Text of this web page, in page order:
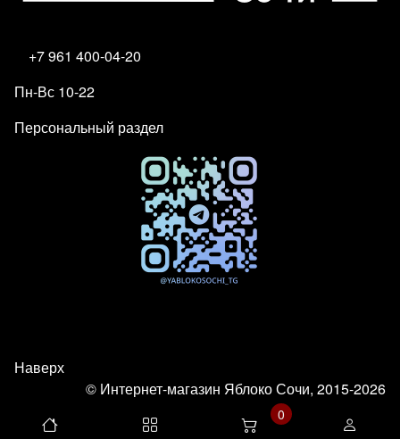
+7 961 400-04-20
Пн-Вс 10-22
Персональный раздел
Наверх
© Интернет-магазин Яблоко Сочи, 2015-2026
0